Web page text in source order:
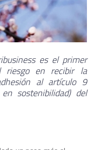
es el primer
riesgo en recibir la
al artículo 9
sostenibilidad) del